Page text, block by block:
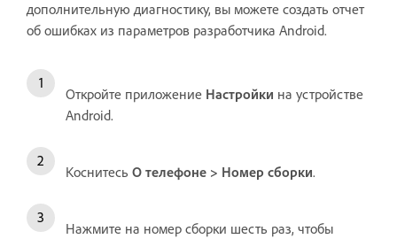
дополнительную диагностику, вы можете создать отчет
об ошибках из параметров разработчика Android.
Откройте приложение Настройки на устройстве
Android.
Коснитесь О телефоне > Номер сборки.
Нажмите на номер сборки шесть раз, чтобы